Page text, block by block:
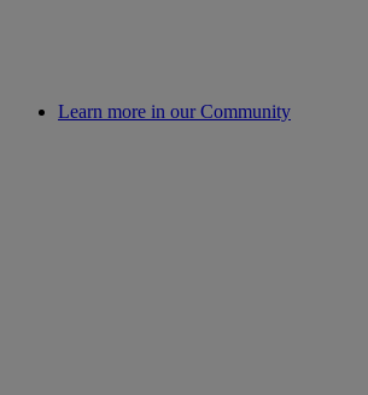
Learn more in our Community